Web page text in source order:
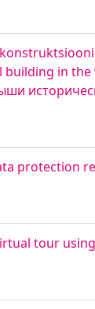
in the
protection
tour